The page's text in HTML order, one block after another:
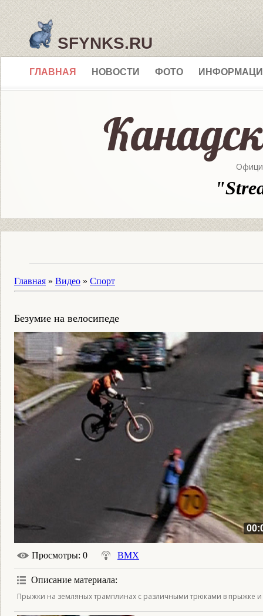
SFYNKS.RU
ГЛАВНАЯ НОВОСТИ ФОТО
Главная » Видео » Спорт
Безумие на велосипеде
Просмотры: 0 BMX
Описание материала:
Прыжки на земляных трамплинах с различными трюками в прыжке